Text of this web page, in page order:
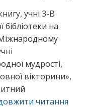
учні 3-В
на
мудрості,
вікторини»,
читання